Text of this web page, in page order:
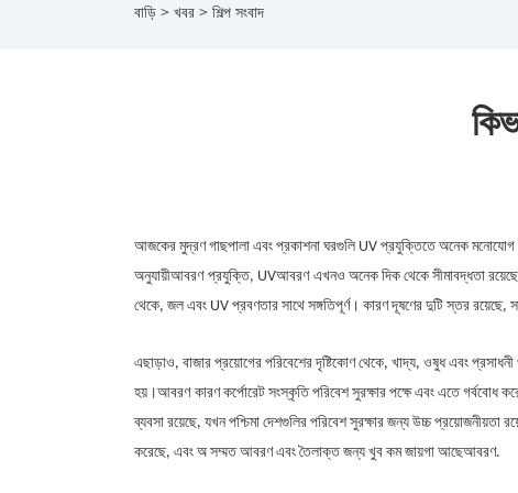
বাড়ি > খবর > শিল্প সংবাদ
আজকের মুদ্রণ গাছপালা এবং প্রকাশনা ঘরগুলি UV প্রযুক্তিতে অনেক মনোযোগ
অনুযায়ীআবরণ প্রযুক্তি, UVআবরণ এখনও অনেক দিক থেকে সীমাবদ্ধতা
থেকে, জল এবং UV প্রবণতার সাথে সঙ্গতিপূর্ণ। কারণ দূষণের দুটি স্তর
এছাড়াও, বাজার প্রয়োগের পরিবেশের দৃষ্টিকোণ থেকে, খাদ্য, ওষুধ এবং
হয়।আবরণ কারণ কর্পোরেট সংস্কৃতি পরিবেশ সুরক্ষার পক্ষে এবং এতে
ব্যবসা রয়েছে, যখন পশ্চিমা দেশগুলির পরিবেশ সুরক্ষার জন্য উচ্চ
করেছে, এবং অ সম্মত আবরণ এবং তৈলাক্ত জন্য খুব কম জায়গা আছেআবরণ.